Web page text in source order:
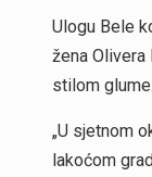
Ulogu Bele
žena
stilom
„U sjetnom
lakoćom